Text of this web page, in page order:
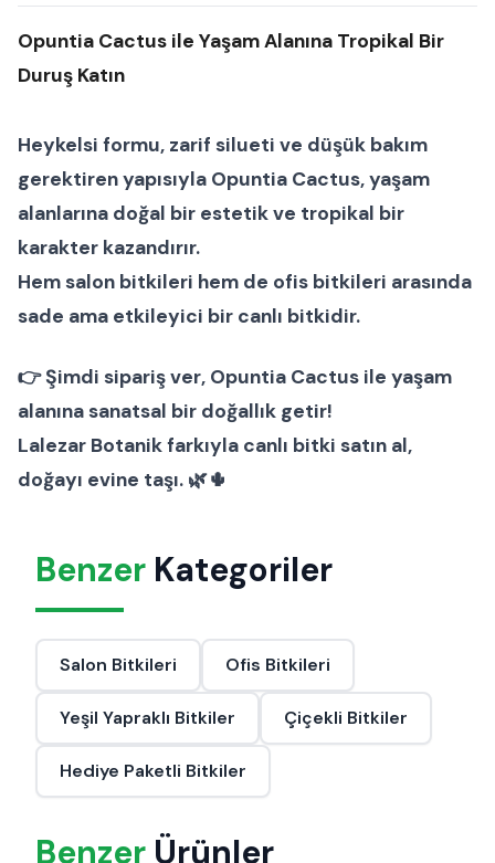
Opuntia Cactus ile Yaşam Alanına Tropikal Bir
Duruş Katın
Heykelsi formu, zarif silueti ve düşük bakım
gerektiren yapısıyla Opuntia Cactus, yaşam
alanlarına doğal bir estetik ve tropikal bir
karakter kazandırır.
Hemsalon bitkileri hem de ofis bitkileri arasında
sade ama etkileyici bir canlı bitkidir.
👉Şimdi sipariş ver, Opuntia Cactus ile yaşam
alanına sanatsal bir doğallık getir!
Lalezar Botanik farkıyla canlı bitki satın al,
doğayı evine taşı. 🌿🌵
Benzer Kategoriler
Salon Bitkileri Ofis Bitkileri
Yeşil Yapraklı Bitkiler Çiçekli Bitkiler
Hediye Paketli Bitkiler
Benzer Ürünler